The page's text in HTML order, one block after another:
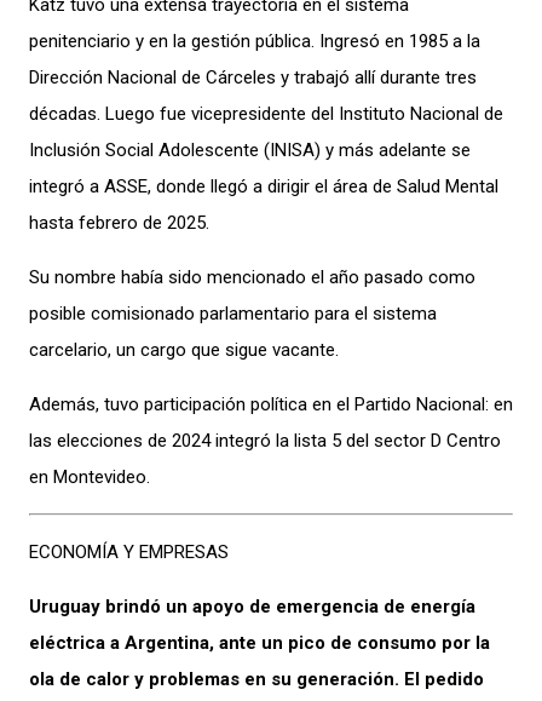
Katz tuvo una extensa trayectoria en el sistema
penitenciario y en la gestión pública. Ingresó en 1985 a la
Dirección Nacional de Cárceles y trabajó allí durante tres
décadas. Luego fue vicepresidente del Instituto Nacional de
Inclusión Social Adolescente (INISA) y más adelante se
integró a ASSE, donde llegó a dirigir el área de Salud Mental
hasta febrero de 2025.
Su nombre había sido mencionado el año pasado como
posible comisionado parlamentario para el sistema
carcelario, un cargo que sigue vacante.
Además, tuvo participación política en el Partido Nacional: en
las elecciones de 2024 integró la lista 5 del sector D Centro
en Montevideo.
ECONOMÍA Y EMPRESAS
Uruguay brindó un apoyo de emergencia de energía
eléctrica a Argentina, ante un pico de consumo por la
ola de calor y problemas en su generación. El pedido